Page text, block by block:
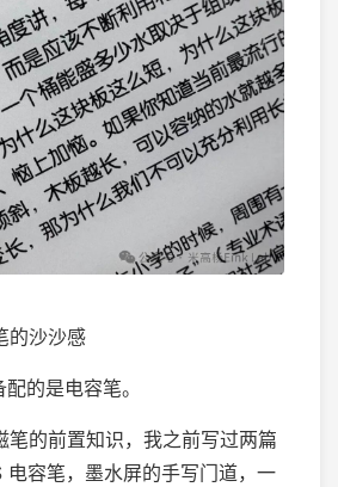
的沙沙感
的是电容笔。
笔的前置知识，我之前写过两篇
电容笔，墨水屏的手写门道，一